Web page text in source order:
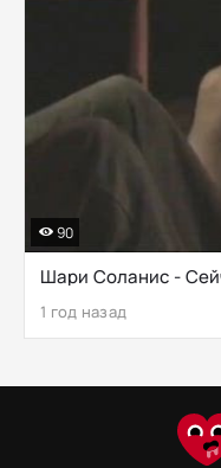
1 год назад
90